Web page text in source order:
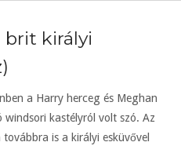
brit királyi
a Harry herceg és Meghan
kastélyról volt szó. Az
is a királyi esküvővel